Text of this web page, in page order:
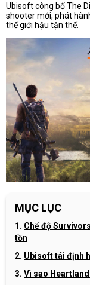
Ubisoft công bố The
shooter mới, phát
thế giới hậu tận thế.
MỤC LỤC
Chế độ
tồn
Ubisoft tái định
Vì sao